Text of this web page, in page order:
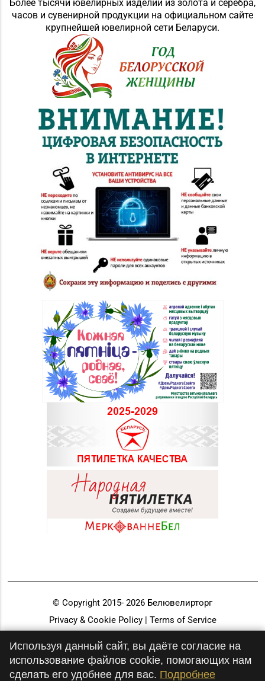
Более тысячи ювелирных изделий из золота и серебра,
часов и сувенирной продукции на официальном сайте
крупнейшей ювелирной сети Беларуси.
© Copyright 2015- 2026 Белювелирторг
Privacy & Cookie Policy | Terms of Service
Используя данный сайт, вы даёте согласие на
использование файлов cookie, помогающих нам
сделать его удобнее для вас. Подробнее